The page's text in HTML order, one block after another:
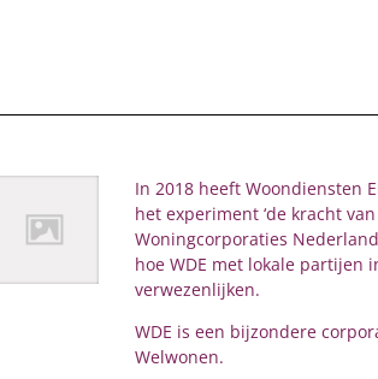
In 2018 heeft Woondiensten
het experiment ‘de kracht
Woningcorporaties
hoe WDE met lokale partijen
verwezenlijken.
WDE is een bijzondere
Welwonen.